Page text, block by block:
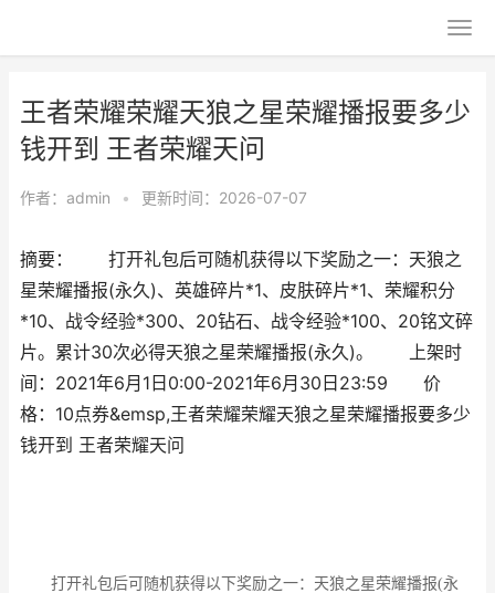
王者荣耀荣耀天狼之星荣耀播报要多少
钱开到 王者荣耀天问
作者： admin • 更新时间：2026-07-07
摘要： 打开礼包后可随机获得以下奖励之一：天狼之
星荣耀播报(永久)、英雄碎片*1、皮肤碎片*1、荣耀积分
*10、战令经验*300、20钻石、战令经验*100、20铭文碎
片。累计30次必得天狼之星荣耀播报(永久)。 上架时
间：2021年6月1日0:00-2021年6月30日23:59 价
格：10点券&emsp,王者荣耀荣耀天狼之星荣耀播报要多少
钱开到 王者荣耀天问
打开礼包后可随机获得以下奖励之一：天狼之星荣耀播报(永